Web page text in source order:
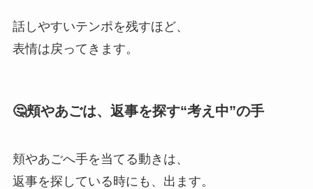
話しやすいテンポを残すほど、
表情は戻ってきます。
🤔頬やあごは、返事を探す“考え中”の手
頬やあごへ手を当てる動きは、
返事を探している時にも、出ます。